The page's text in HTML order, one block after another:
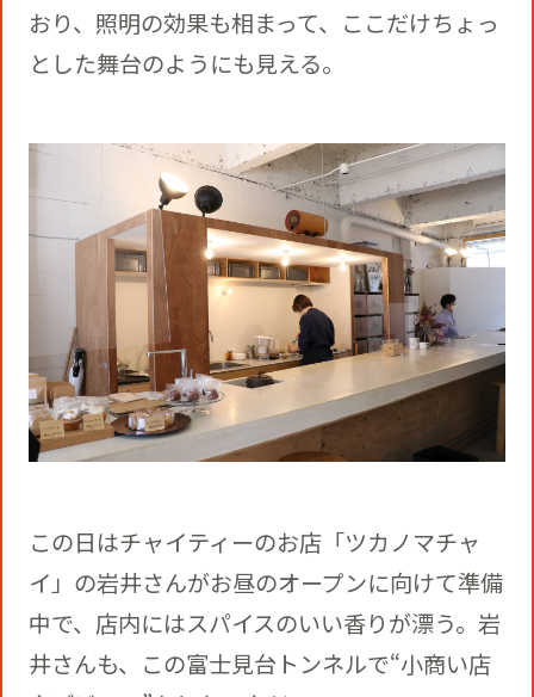
おり、照明の効果も相まって、ここだけちょっ
とした舞台のようにも見える。
この日はチャイティーのお店「ツカノマチャ
イ」の岩井さんがお昼のオープンに向けて準備
中で、店内にはスパイスのいい香りが漂う。岩
井さんも、この富士見台トンネルで“小商い店